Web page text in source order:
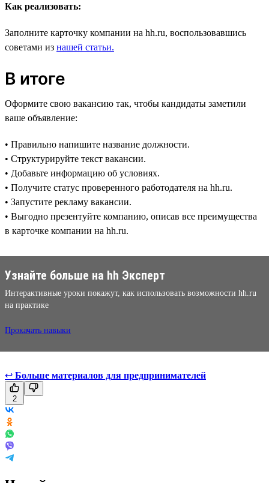
Как реализовать:
Заполните карточку компании на hh.ru, воспользовавшись
советами из нашей статьи.
В итоге
Оформите свою вакансию так, чтобы кандидаты заметили
ваше объявление:
• Правильно напишите название должности.
• Структурируйте текст вакансии.
• Добавьте информацию об условиях.
• Получите статус проверенного работодателя на hh.ru.
• Запустите рекламу вакансии.
• Выгодно презентуйте компанию, описав все преимущества
в карточке компании на hh.ru.
Узнайте больше на hh Эксперт
Интерактивные уроки покажут, как использовать возможности hh.ru
на практике
Прокачать навыки
↩ Больше материалов для предпринимателей
2